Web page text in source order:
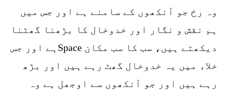
وہ رخ جو آنکھوں کے سامنے ہے اور جس میں
ہم نقش و نگار اور خدوخال کا بڑھنا گھٹنا
دیکھتے ہیں، سب کا سب مکان Spaceہے اور جس
خلاء میں یہ خدوخال گھٹ رہے ہیں اور بڑھ
رہے ہیں اور جو آنکھوں سے اوجھل ہے وہ